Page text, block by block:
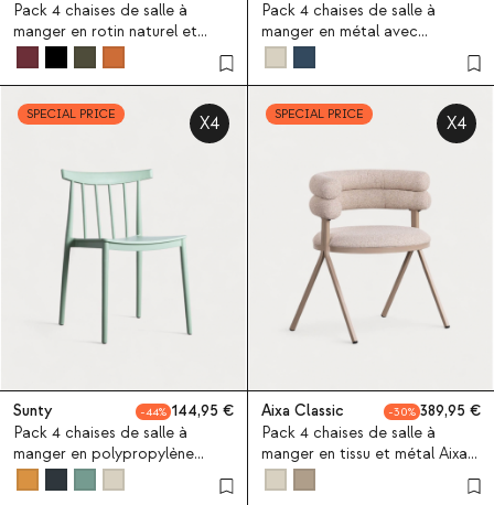
Pack 4 chaises de salle à
manger en rotin naturel et
métal Vili
Pack 4 chaises de salle à
manger en métal avec
accoudoirs et tissu Eider
SPECIAL PRICE X4
Sunty 44
144,95
Pack 4 chaises de salle à
manger en polypropylène
SPECIAL PRICE X4
Aixa Classic 30
389,95
Pack 4 chaises de salle à
manger en tissu et métal Aixa